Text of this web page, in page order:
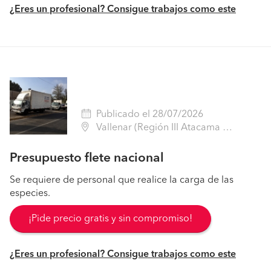
¿Eres un profesional? Consigue trabajos como este
Publicado el 28/07/2026
Vallenar (Región III Atacama - Huasco)
Presupuesto flete nacional
Se requiere de personal que realice la carga de las
especies.
¡Pide precio gratis y sin compromiso!
¿Eres un profesional? Consigue trabajos como este